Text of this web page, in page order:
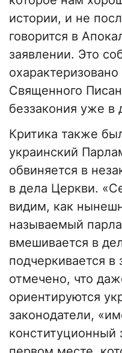
истории, и не
говорится в
заявлении. Это
Священного
беззакония уже в
Критика также
украинский
обвиняется в
в дела Церкви.
видим, как
называемый
вмешивается в
подчеркивается
отмечено, что
ориентируются
законодатели,
конституционный